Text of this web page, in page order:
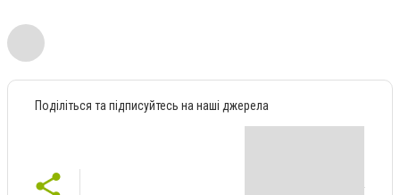
Поділіться та підписуйтесь на наші джерела